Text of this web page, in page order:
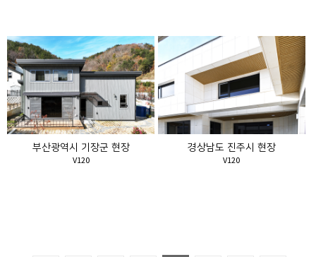
부산광역시 기장군 현장
V120
경상남도 진주시 현장
V120